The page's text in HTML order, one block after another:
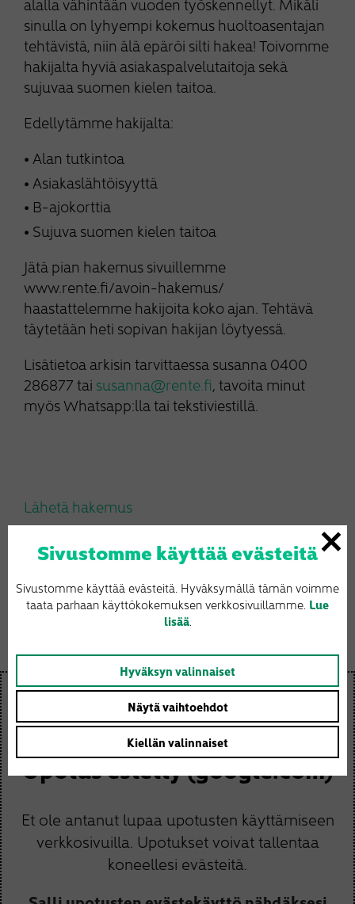
sinulla on lyhyempi kokemus huoltoasentajan
tehtävistä, niin älä epäröi silti hakea! Toivomme
hakijalta hyviä asiakaspalvelutaitoja sekä
sujuvaa suomen kielen taitoa.
Edellytämme hakijalta:
Alan tutkintoa
Asiakaslähtöisyyttä
B-ajokorttia
Sujuva suomen kielen taitoa
Jätä pian hakemus sivuillemme
www.rente.fi/avoin-hakemus/
haastattelemme hakijoita koko ajan. Tehtävä
täytetään heti sopivan hakijan löytyessä.
Lisätietoa arkisin tarvittaessa susanna 0400
286877 tai susanna@rente.fi, tavoita minut
myös Whatsapp:lla tai tekstiviestillä.
Lähetä hakemus
Vinkkaa kaverille:
Facebook
Twitter
EmailShare
Upotus estetty (google.com)
Et ole antanut lupaa upotusten käyttämiseen
verkkosivuilla. Upotukset voivat tallentaa
koneellesi evästeitä.
Sivustomme käyttää evästeitä
Sivustomme käyttää evästeitä. Hyväksymällä tämän voimme
taata parhaan käyttökokemuksen verkkosivuillamme. Lue
lisää.
Hyväksyn valinnaiset
Näytä vaihtoehdot
Kiellän valinnaiset